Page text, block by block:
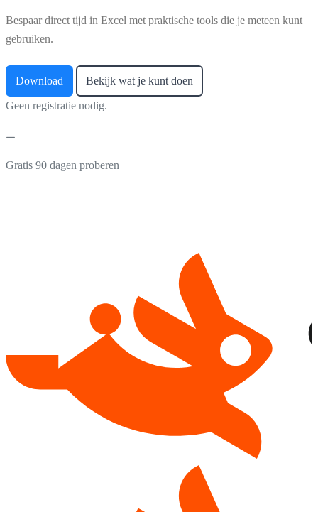
Bespaar direct tijd in Excel met praktische tools die je meteen kunt
gebruiken.
Download Bekijk wat je kunt doen
Geen registratie nodig.
Gratis 90 dagen proberen